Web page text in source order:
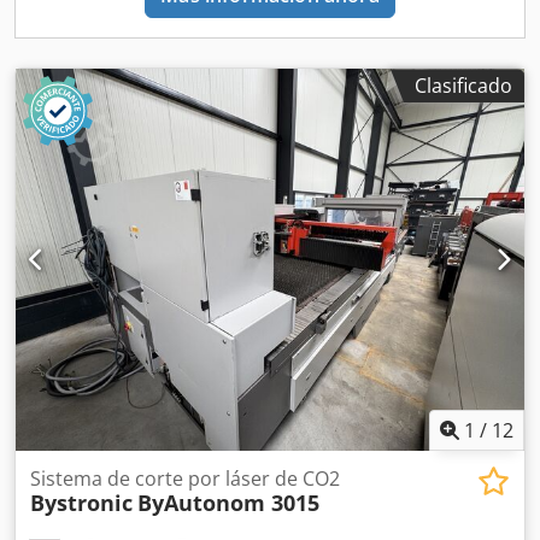
Clasificado
1 / 12
Sistema de corte por láser de CO2
Bystronic ByAutonom 3015